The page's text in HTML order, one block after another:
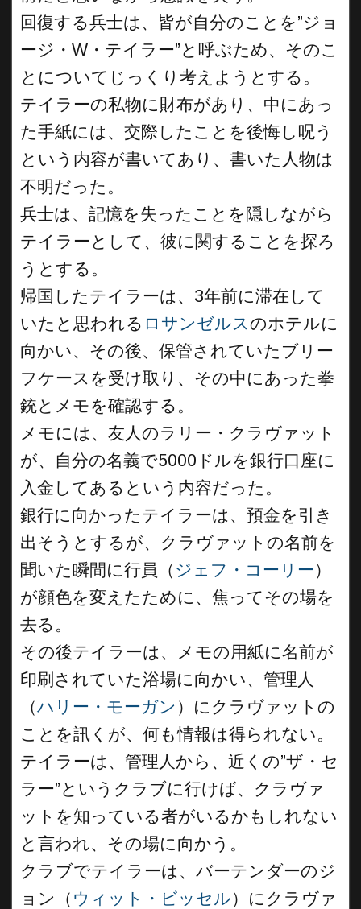
回復する兵士は、皆が自分のことを”ジョ
ージ・W・テイラー”と呼ぶため、そのこ
とについてじっくり考えようとする。
テイラーの私物に財布があり、中にあっ
た手紙には、交際したことを後悔し呪う
という内容が書いてあり、書いた人物は
不明だった。
兵士は、記憶を失ったことを隠しながら
テイラーとして、彼に関することを探ろ
うとする。
帰国したテイラーは、3年前に滞在して
いたと思われる ロサンゼルスのホテルに
向かい、その後、保管されていたブリー
フケースを受け取り、その中にあった拳
銃とメモを確認する。
メモには、友人のラリー・クラヴァット
が、自分の名義で5000ドルを銀行口座に
入金してあるという内容だった。
銀行に向かったテイラーは、預金を引き
出そうとするが、クラヴァットの名前を
聞いた瞬間に行員（ ジェフ・コーリー）
が顔色を変えたために、焦ってその場を
去る。
その後テイラーは、メモの用紙に名前が
印刷されていた浴場に向かい、管理人
（ハリー・モーガン ）にクラヴァットの
ことを訊くが、何も情報は得られない。
テイラーは、管理人から、近くの”ザ・セ
ラー”というクラブに行けば、クラヴァ
ットを知っている者がいるかもしれない
と言われ、その場に向かう。
クラブでテイラーは、バーテンダーのジ
ョン（ ウィット・ビッセル）にクラヴァ